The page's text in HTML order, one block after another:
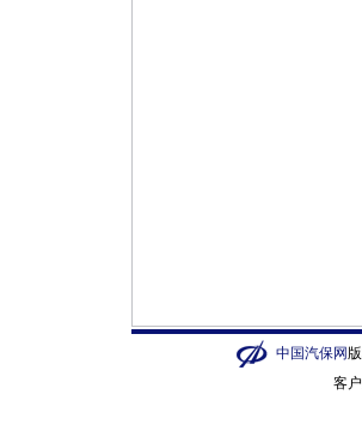
中国汽保网
客